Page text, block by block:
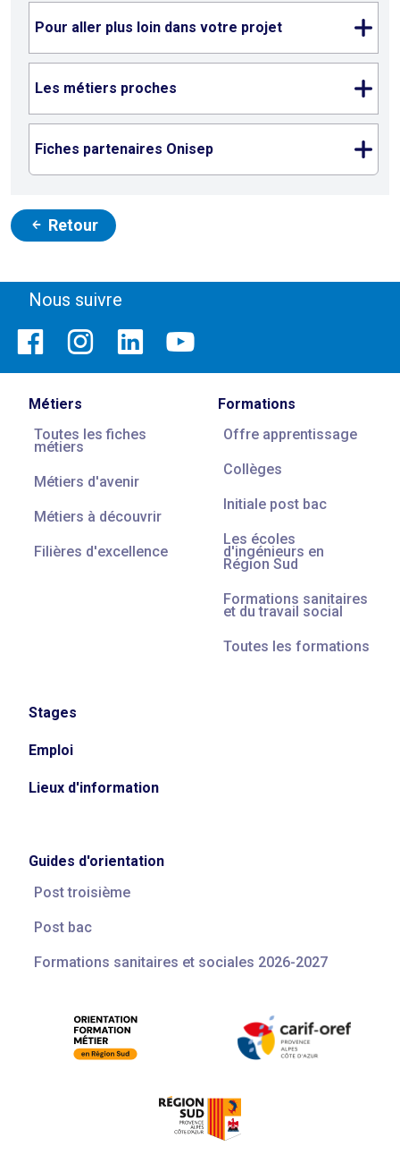
Pour aller plus loin dans votre projet
Les métiers proches
Fiches partenaires Onisep
Retour
Nous suivre
Métiers
Toutes les fiches
métiers
Métiers d'avenir
Métiers à découvrir
Filières d'excellence
Formations
Offre apprentissage
Collèges
Initiale post bac
Les écoles
d'ingénieurs en
Région Sud
Formations sanitaires
et du travail social
Toutes les formations
Stages
Emploi
Lieux d'information
Guides d'orientation
Post troisième
Post bac
Formations sanitaires et sociales 2026-2027